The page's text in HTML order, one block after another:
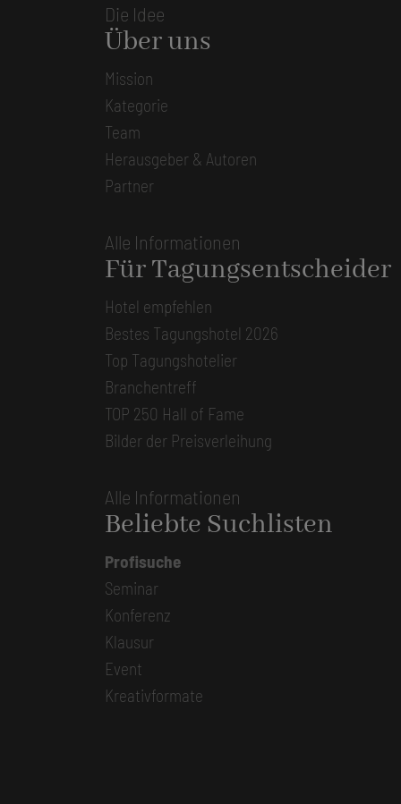
Die Idee
Über uns
Mission
Kategorie
Team
Herausgeber & Autoren
Partner
Alle Informationen
Für Tagungsentscheider
Hotel empfehlen
Bestes Tagungshotel 2026
Top Tagungshotelier
Branchentreff
TOP 250 Hall of Fame
Bilder der Preisverleihung
Alle Informationen
Beliebte Suchlisten
Profisuche
Seminar
Konferenz
Klausur
Event
Kreativformate